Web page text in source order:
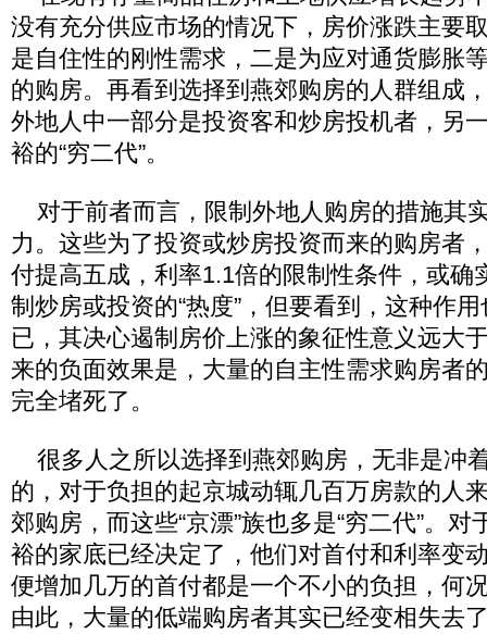
没有充分供应市场的情况下，房价涨跌主要
是自住性的刚性需求，二是为应对通货膨胀
的购房。再看到选择到燕郊购房的人群组成
外地人中一部分是投资客和炒房投机者，另
裕的“穷二代”。
对于前者而言，限制外地人购房的措施其
力。这些为了投资或炒房投资而来的购房者
付提高五成，利率1.1倍的限制性条件，或确
制炒房或投资的“热度”，但要看到，这种作
已，其决心遏制房价上涨的象征性意义远大
来的负面效果是，大量的自主性需求购房者
完全堵死了。
很多人之所以选择到燕郊购房，无非是冲
的，对于负担的起京城动辄几百万房款的人
郊购房，而这些“京漂”族也多是“穷二代”。
裕的家底已经决定了，他们对首付和利率变
便增加几万的首付都是一个不小的负担，何
由此，大量的低端购房者其实已经变相失去